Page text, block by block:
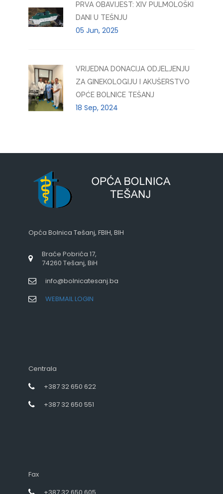
PRVA OBAVIJEST: XIV PULMOLOŠKI
DANI U TEŠNJU
05 Jun, 2025
VRIJEDNA DONACIJA ODJELJENJU
ZA GINEKOLOGIJU I AKUŠERSTVO
OPĆE BOLNICE TEŠANJ
18 Sep, 2024
Opća Bolnica Tešanj, FBIH, BIH
Braće Pobrića 17,
74260 Tešanj, BiH
info@bolnicatesanj.ba
WEBMAIL LOGIN
Centrala
+387 32 650 622
+387 32 650 551
Fax